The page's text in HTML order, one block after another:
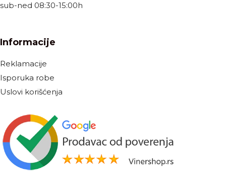
sub-ned 08:30-15:00h
Informacije
Reklamacije
Isporuka robe
Uslovi korišćenja